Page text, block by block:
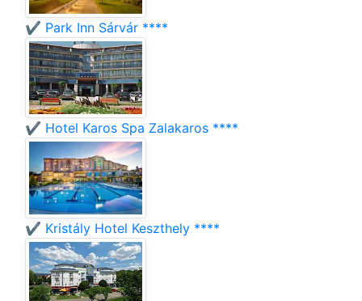
✔️ Park Inn Sárvár ****
✔️ Hotel Karos Spa Zalakaros ****
✔️ Kristály Hotel Keszthely ****